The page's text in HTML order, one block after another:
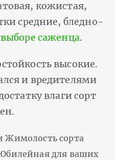
кожистая,
средние, бледно-
саженца.
высокие.
и вредителями
влаги сорт
Жимолость сорта
для ваших